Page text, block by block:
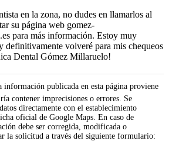
en la zona, no dudes en llamarlos al
su página web gomez-
para más información. Estoy muy
definitivamente volveré para mis chequeos
Dental Gómez Millaruelo!
información publicada en esta página proviene
contener imprecisiones o errores. Se
directamente con el establecimiento
oficial de Google Maps. En caso de
debe ser corregida, modificada o
la solicitud a través del siguiente formulario: